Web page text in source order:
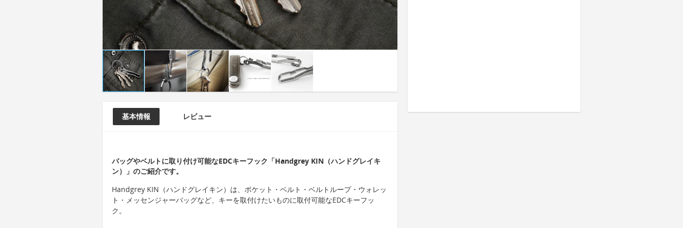
基本情報 レビュー
バッグやベルトに取り付け可能なEDCキーフック「Handgrey KIN（ハンドグレイキ
ン）」のご紹介です。
Handgrey KIN（ハンドグレイキン）は、ポケット・ベルト・ベルトループ・ウォレッ
ト・メッセンジャーバッグなど、キーを取付けたいものに取付可能なEDCキーフッ
ク。